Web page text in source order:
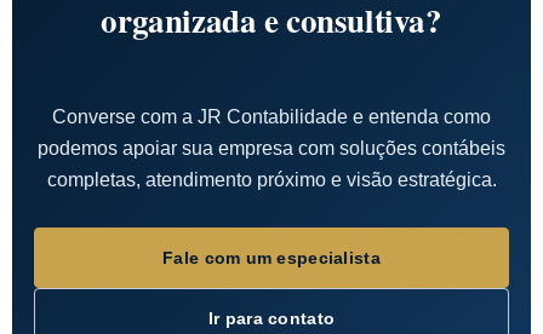
organizada e consultiva?
Converse com a JR Contabilidade e entenda como
podemos apoiar sua empresa com soluções contábeis
completas, atendimento próximo e visão estratégica.
Fale com um especialista
Ir para contato